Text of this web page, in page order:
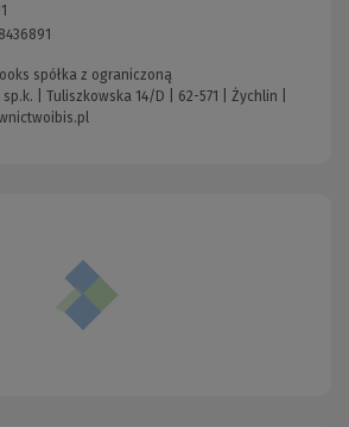
spółka z ograniczoną
| Tuliszkowska 14/D | 62-571 | Żychlin |